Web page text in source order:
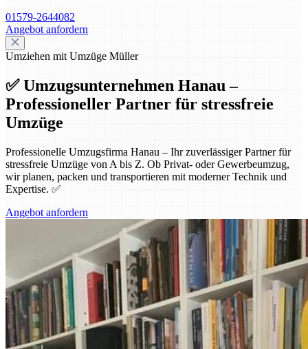
01579-2644082
Angebot anfordern
Umziehen mit Umzüge Müller
✅ Umzugsunternehmen Hanau –
Professioneller Partner für stressfreie
Umzüge
Professionelle Umzugsfirma Hanau – Ihr zuverlässiger Partner für
stressfreie Umzüge von A bis Z. Ob Privat- oder Gewerbeumzug,
wir planen, packen und transportieren mit moderner Technik und
Expertise. ✅
Angebot anfordern